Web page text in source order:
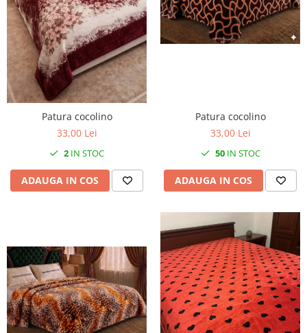
Patura cocolino
33,00 Lei
2 IN STOC
ADAUGA IN COS
Patura cocolino
33,00 Lei
50IN STOC
ADAUGA IN COS